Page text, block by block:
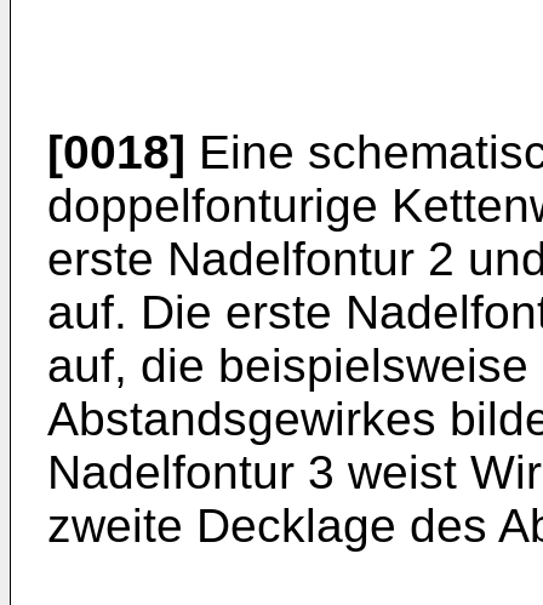
[0018] Eine
doppelfonturige
erste Nadelfontur 2
auf. Die erste
auf, die
Abstandsgewirkes
Nadelfontur 3 weist
zweite Decklage des